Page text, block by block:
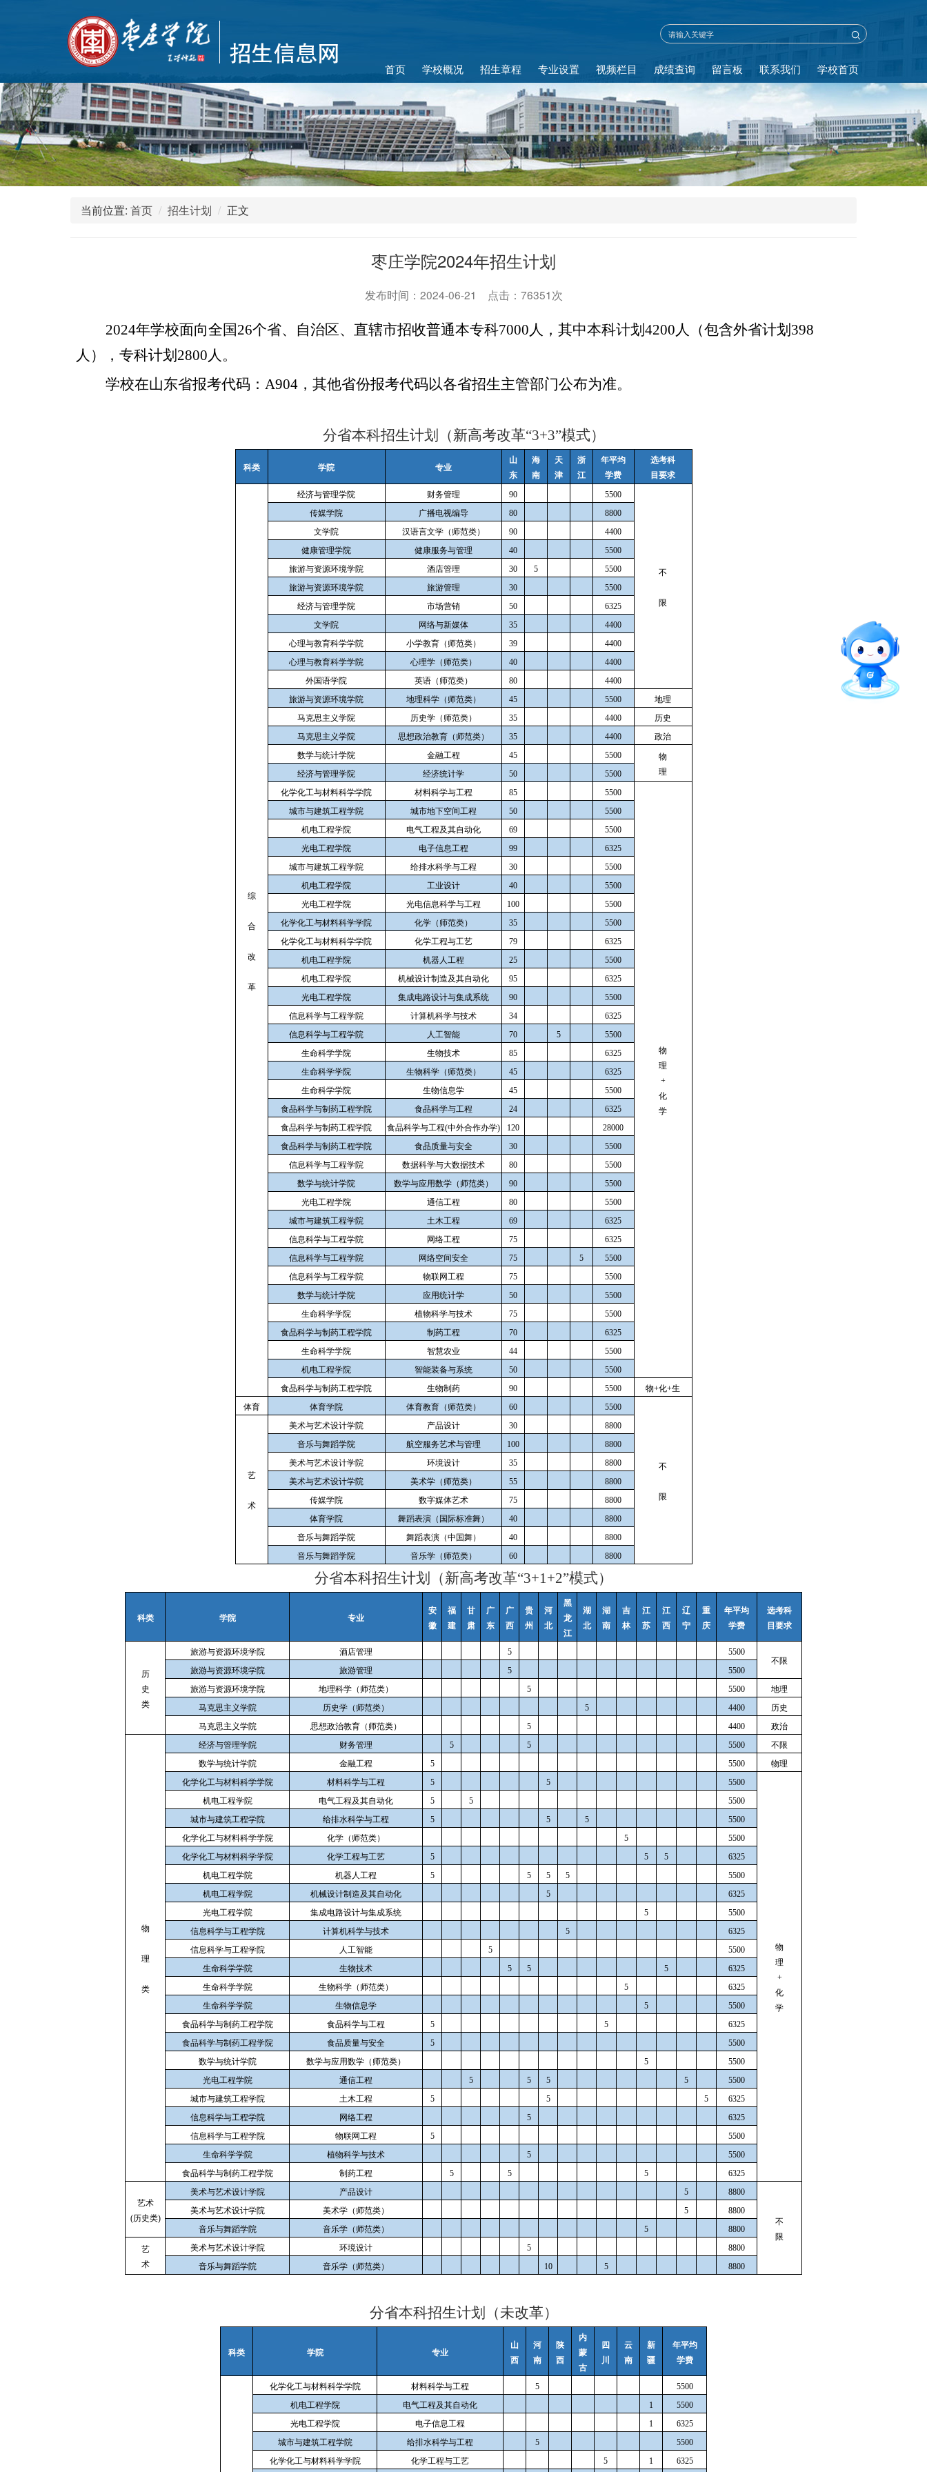
首页 学校概况 招生章程 专业设置 视频栏目 成绩查询 留言板 联系我们 学校首页
当前位置: 首页 招生计划 正文
枣庄学院2024年招生计划
发布时间：2024-06-21 点击：76351次
2024年学校面向全国26个省、自治区、直辖市招收普通本专科7000人，其中本科计划4200人（包含外省计划398
人），专科计划2800人。
学校在山东省报考代码：A904，其他省份报考代码以各省招生主管部门公布为准。
分省本科招生计划（新高考改革“3+3”模式）
科类 学院 专业
山
东
海
南
天
津
浙
江
年平均
学费
选考科
目要求
综
合
改
革
经济与管理学院 财务管理 90 5500
不
限
传媒学院 广播电视编导 80
8800
文学院
汉语言文学（师范类） 90
4400
健康管理学院
健康服务与管理 40
5500
旅游与资源环境学院
酒店管理 30 5
5500
旅游与资源环境学院
旅游管理 30
5500
经济与管理学院
市场营销 50
6325
文学院
网络与新媒体 35
4400
心理与教育科学学院
小学教育（师范类） 39
4400
心理与教育科学学院
心理学（师范类） 40
4400
外国语学院
英语（师范类） 80
4400
旅游与资源环境学院
地理科学（师范类） 45 5500
地理
马克思主义学院
历史学（师范类） 35 4400
历史
马克思主义学院
思想政治教育（师范类） 35 4400
政治
数学与统计学院
金融工程 45 5500
物
理
经济与管理学院 经济统计学 50
5500
化学化工与材料科学学院
材料科学与工程 85 5500
物
理
+
化
学
城市与建筑工程学院 城市地下空间工程 50
5500
机电工程学院
电气工程及其自动化 69
5500
光电工程学院
电子信息工程 99
6325
城市与建筑工程学院
给排水科学与工程 30
5500
机电工程学院
工业设计 40
5500
光电工程学院
光电信息科学与工程 100
5500
化学化工与材料科学学院
化学（师范类） 35
5500
化学化工与材料科学学院
化学工程与工艺 79
6325
机电工程学院
机器人工程 25
5500
机电工程学院
机械设计制造及其自动化 95
6325
光电工程学院
集成电路设计与集成系统 90
5500
信息科学与工程学院
计算机科学与技术 34
6325
信息科学与工程学院
人工智能 70 5
5500
生命科学学院
生物技术 85
6325
生命科学学院
生物科学（师范类） 45
6325
生命科学学院
生物信息学 45
5500
食品科学与制药工程学院
食品科学与工程 24
6325
食品科学与制药工程学院
食品科学与工程(中外合作办学) 120
28000
食品科学与制药工程学院
食品质量与安全 30
5500
信息科学与工程学院
数据科学与大数据技术 80
5500
数学与统计学院
数学与应用数学（师范类） 90
5500
光电工程学院
通信工程 80
5500
城市与建筑工程学院
土木工程 69
6325
信息科学与工程学院
网络工程 75
6325
信息科学与工程学院
网络空间安全 75 5
5500
信息科学与工程学院
物联网工程 75
5500
数学与统计学院
应用统计学 50
5500
生命科学学院
植物科学与技术 75
5500
食品科学与制药工程学院
制药工程 70
6325
生命科学学院
智慧农业 44
5500
机电工程学院
智能装备与系统 50
5500
食品科学与制药工程学院
生物制药 90 5500
物+化+生
体育
体育学院 体育教育（师范类） 60 5500
不
限
艺
术
美术与艺术设计学院 产品设计 30
8800
音乐与舞蹈学院
航空服务艺术与管理 100
8800
美术与艺术设计学院
环境设计 35
8800
美术与艺术设计学院
美术学（师范类） 55
8800
传媒学院
数字媒体艺术 75
8800
体育学院
舞蹈表演（国际标准舞） 40
8800
音乐与舞蹈学院
舞蹈表演（中国舞） 40
8800
音乐与舞蹈学院
音乐学（师范类） 60 8800
分省本科招生计划（新高考改革“3+1+2”模式）
科类 学院 专业
安
徽
福
建
甘
肃
广
东
广
西
贵
州
河
北
黑
龙
江
湖
北
湖
南
吉
林
江
苏
江
西
辽
宁
重
庆
年平均
学费
选考科
目要求
历
史
类
旅游与资源环境学院 酒店管理 5
5500
不限
旅游与资源环境学院
旅游管理 5
5500
旅游与资源环境学院
地理科学（师范类） 5 5500
地理
马克思主义学院
历史学（师范类） 5 4400
历史
马克思主义学院
思想政治教育（师范类） 5 4400 政治
物
理
类
经济与管理学院 财务管理 5 5 5500
不限
数学与统计学院
金融工程 5 5500
物理
化学化工与材料科学学院
材料科学与工程 5 5 5500
物
理
+
化
学
机电工程学院 电气工程及其自动化 5 5
5500
城市与建筑工程学院
给排水科学与工程 5 5 5
5500
化学化工与材料科学学院
化学（师范类） 5
5500
化学化工与材料科学学院
化学工程与工艺 5 5 5
6325
机电工程学院
机器人工程 5 5 5 5
5500
机电工程学院
机械设计制造及其自动化 5
6325
光电工程学院
集成电路设计与集成系统 5
5500
信息科学与工程学院
计算机科学与技术 5
6325
信息科学与工程学院
人工智能 5
5500
生命科学学院
生物技术 5 5 5
6325
生命科学学院
生物科学（师范类） 5
6325
生命科学学院
生物信息学 5
5500
食品科学与制药工程学院
食品科学与工程 5 5
6325
食品科学与制药工程学院
食品质量与安全 5
5500
数学与统计学院
数学与应用数学（师范类） 5
5500
光电工程学院
通信工程 5 5 5 5
5500
城市与建筑工程学院
土木工程 5 5 5
6325
信息科学与工程学院
网络工程 5
6325
信息科学与工程学院
物联网工程 5
5500
生命科学学院
植物科学与技术 5
5500
食品科学与制药工程学院
制药工程 5 5 5 6325
艺术
(历史类)
美术与艺术设计学院 产品设计 5 8800
不
限
美术与艺术设计学院 美术学（师范类） 5
8800
音乐与舞蹈学院
音乐学（师范类） 5 8800
艺
术
美术与艺术设计学院 环境设计 5
8800
音乐与舞蹈学院
音乐学（师范类） 10 5 8800
分省本科招生计划（未改革）
科类 学院 专业
山
西
河
南
陕
西
内
蒙
古
四
川
云
南
新
疆
年平均
学费
化学化工与材料科学学院 材料科学与工程 5
5500
机电工程学院
电气工程及其自动化 1
5500
光电工程学院
电子信息工程 1
6325
城市与建筑工程学院
给排水科学与工程 5
5500
化学化工与材料科学学院
化学工程与工艺 5 1 6325